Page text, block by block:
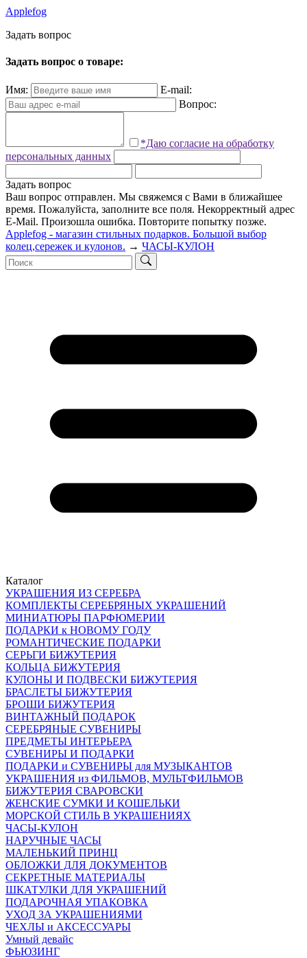
Applefog
Задать вопрос
Задать вопрос о товаре:
Имя:
E-mail:
Вопрос:
*Даю согласие на обработку
персональных данных
Задать вопрос
Ваш вопрос отправлен. Мы свяжемся с Вами в ближайшее
время. Пожалуйста, заполните все поля. Некорректный адрес
E-Mail. Произошла ошибка. Повторите попытку позже.
Applefog - магазин стильных подарков. Большой выбор
колец,сережек и кулонов. → ЧАСЫ-КУЛОН
Каталог
УКРАШЕНИЯ ИЗ СЕРЕБРА
КОМПЛЕКТЫ СЕРЕБРЯНЫХ УКРАШЕНИЙ
МИНИАТЮРЫ ПАРФЮМЕРИИ
ПОДАРКИ к НОВОМУ ГОДУ
РОМАНТИЧЕСКИЕ ПОДАРКИ
СЕРЬГИ БИЖУТЕРИЯ
КОЛЬЦА БИЖУТЕРИЯ
КУЛОНЫ И ПОДВЕСКИ БИЖУТЕРИЯ
БРАСЛЕТЫ БИЖУТЕРИЯ
БРОШИ БИЖУТЕРИЯ
ВИНТАЖНЫЙ ПОДАРОК
СЕРЕБРЯНЫЕ СУВЕНИРЫ
ПРЕДМЕТЫ ИНТЕРЬЕРА
СУВЕНИРЫ И ПОДАРКИ
ПОДАРКИ и СУВЕНИРЫ для МУЗЫКАНТОВ
УКРАШЕНИЯ из ФИЛЬМОВ, МУЛЬТФИЛЬМОВ
БИЖУТЕРИЯ СВАРОВСКИ
ЖЕНСКИЕ СУМКИ И КОШЕЛЬКИ
МОРСКОЙ СТИЛЬ В УКРАШЕНИЯХ
ЧАСЫ-КУЛОН
НАРУЧНЫЕ ЧАСЫ
МАЛЕНЬКИЙ ПРИНЦ
ОБЛОЖКИ ДЛЯ ДОКУМЕНТОВ
СЕКРЕТНЫЕ МАТЕРИАЛЫ
ШКАТУЛКИ ДЛЯ УКРАШЕНИЙ
ПОДАРОЧНАЯ УПАКОВКА
УХОД ЗА УКРАШЕНИЯМИ
ЧEХЛЫ и АКСЕССУАРЫ
Умный девайс
ФЬЮЗИНГ